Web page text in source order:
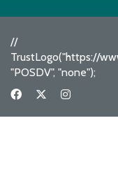
//
TrustLogo("https://
"POSDV", "none");